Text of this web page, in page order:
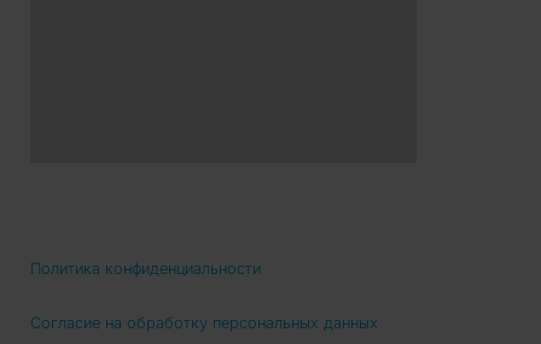
Политика конфиденциальности
Согласие на обработку персональных данных